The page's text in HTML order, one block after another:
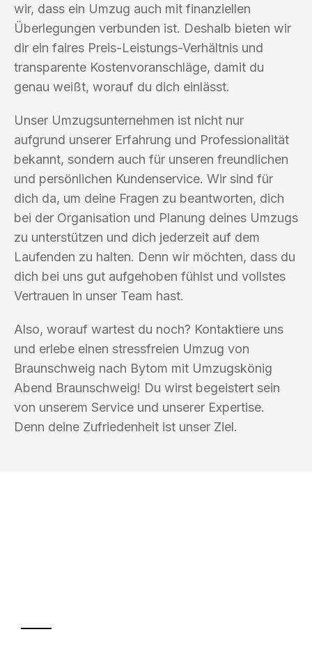
wir, dass ein Umzug auch mit finanziellen
Überlegungen verbunden ist. Deshalb bieten wir
dir ein faires Preis-Leistungs-Verhältnis und
transparente Kostenvoranschläge, damit du
genau weißt, worauf du dich einlässt.
Unser Umzugsunternehmen ist nicht nur
aufgrund unserer Erfahrung und Professionalität
bekannt, sondern auch für unseren freundlichen
und persönlichen Kundenservice. Wir sind für
dich da, um deine Fragen zu beantworten, dich
bei der Organisation und Planung deines Umzugs
zu unterstützen und dich jederzeit auf dem
Laufenden zu halten. Denn wir möchten, dass du
dich bei uns gut aufgehoben fühlst und vollstes
Vertrauen in unser Team hast.
Also, worauf wartest du noch? Kontaktiere uns
und erlebe einen stressfreien Umzug von
Braunschweig nach Bytom mit Umzugskönig
Abend Braunschweig! Du wirst begeistert sein
von unserem Service und unserer Expertise.
Denn deine Zufriedenheit ist unser Ziel.